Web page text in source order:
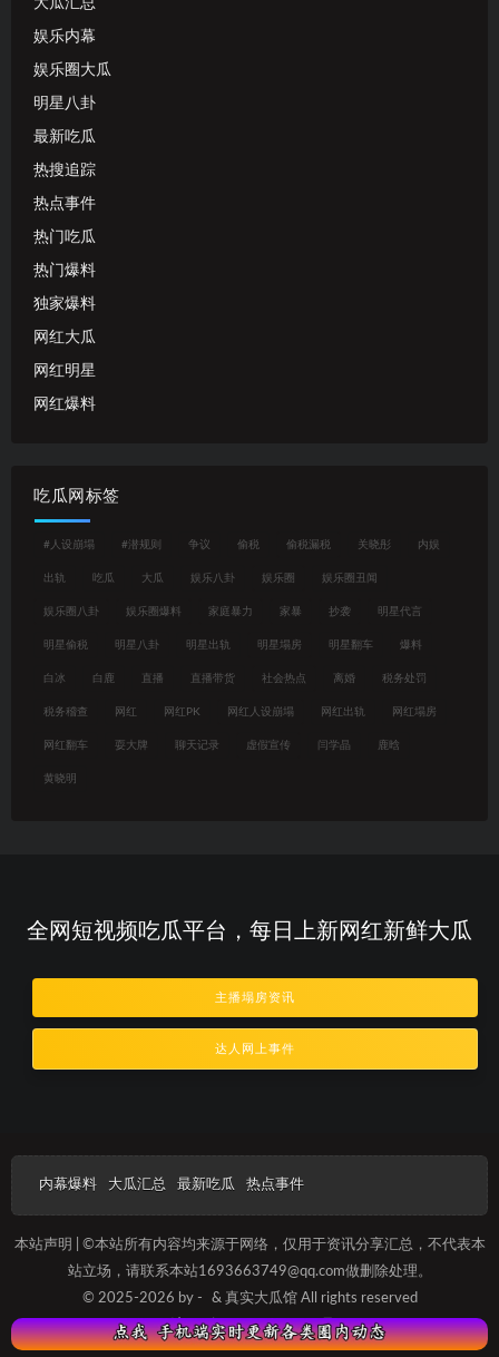
大瓜汇总
娱乐内幕
娱乐圈大瓜
明星八卦
最新吃瓜
热搜追踪
热点事件
热门吃瓜
热门爆料
独家爆料
网红大瓜
网红明星
网红爆料
吃瓜网标签
#人设崩塌 #潜规则 争议 偷税 偷税漏税 关晓彤 内娱
出轨 吃瓜 大瓜 娱乐八卦 娱乐圈 娱乐圈丑闻
娱乐圈八卦 娱乐圈爆料 家庭暴力 家暴 抄袭 明星代言
明星偷税 明星八卦 明星出轨 明星塌房 明星翻车 爆料
白冰 白鹿 直播 直播带货 社会热点 离婚 税务处罚
税务稽查 网红 网红PK 网红人设崩塌 网红出轨 网红塌房
网红翻车 耍大牌 聊天记录 虚假宣传 闫学晶 鹿晗
黄晓明
全网短视频吃瓜平台，每日上新网红新鲜大瓜
主播塌房资讯
达人网上事件
内幕爆料 大瓜汇总 最新吃瓜 热点事件
本站声明 | ©本站所有内容均来源于网络，仅用于资讯分享汇总，不代表本
站立场，请联系本站1693663749@qq.com做删除处理。
© 2025-2026 by -
& 真实大瓜馆 All rights reserved
沪ICP备20230125689号